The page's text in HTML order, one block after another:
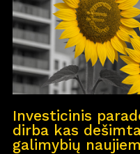
Investicinis
dirba kas
galimybių